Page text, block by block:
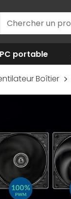
PC portable
Boîtier